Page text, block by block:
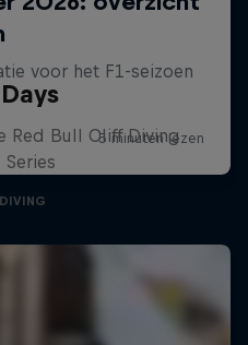
Red Bull Cliff Diving